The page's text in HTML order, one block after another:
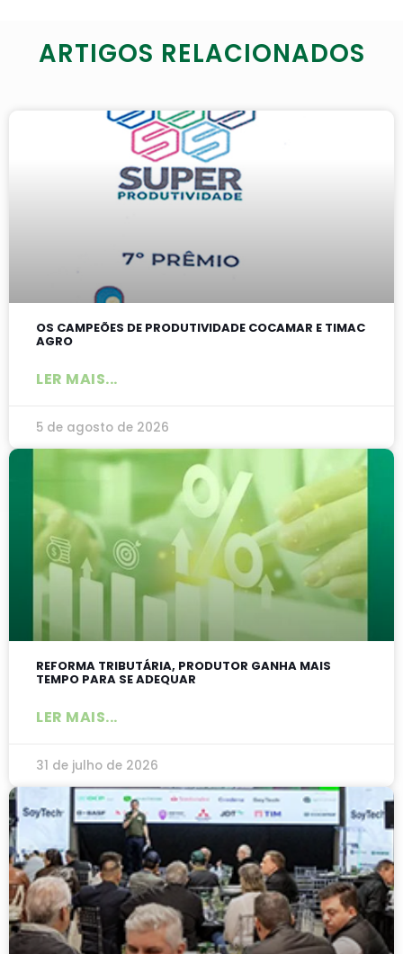
ARTIGOS RELACIONADOS
OS CAMPEÕES DE PRODUTIVIDADE COCAMAR E TIMAC
AGRO
LER MAIS...
5 de agosto de 2026
REFORMA TRIBUTÁRIA, PRODUTOR GANHA MAIS
TEMPO PARA SE ADEQUAR
LER MAIS...
31 de julho de 2026